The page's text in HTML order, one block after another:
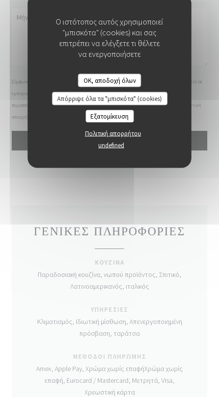
Ο ιστότοπος αυτός χρησιμοποιεί
"μπισκότα" (cookies) και σας
επιτρέπει να ελέγξετε τι θέλετε
να ενεργοποιήσετε
OK, αποδοχή όλων
Απόρριψε όλα τα "μπισκότα" (cookies)
Εξατομίκευση
Πολιτική απορρήτου
undefined
Σύμφωνα με τον κανονισμό προστασίας δεδομένων (GDPR), έχετε το δικαίωμα να αντιταχθείτε σε
εμπορικές επικοινωνίες. Μπορείτε να εγγραφείτε στο Μητρώο του Άρθρου 11:dpa.gr
περισσότερες πληροφορίες σχετικά με την επεξεργασία των δεδομένων σας, δείτε την
πολιτική
απορρήτου
ΓΕΝΙΚΈΣ ΠΛΗΡΟΦΟΡΊΕΣ
ΚΟΥΖΊΝΑ
Παραδοσιακή κουζίνα, νωπού προϊόντος, Σπιτικό,
Λατινοαμερικανός, ιταλικός
ΥΠΗΡΕΣΊΕΣ
Κλιματισμός, Ιδιωτική μίσθωση, Απενεργοποιημένη
πρόσβαση, ταράτσα
ΜΈΘΟΔΟΙ ΠΛΗΡΩΜΉΣ
Amex, Apple Pay, Χρώμα χωρίς επαφήΧρώμα χωρίς
επαφή, Eurocard / Mastercard, Μετρητά, Visa,
Χρεωστική κάρτα
COLITA